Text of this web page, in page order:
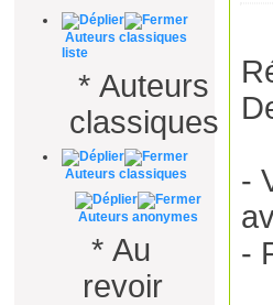
Auteurs classiques
liste
* Auteurs
classiques
Auteurs classiques
Auteurs anonymes
* Au
revoir
-
-